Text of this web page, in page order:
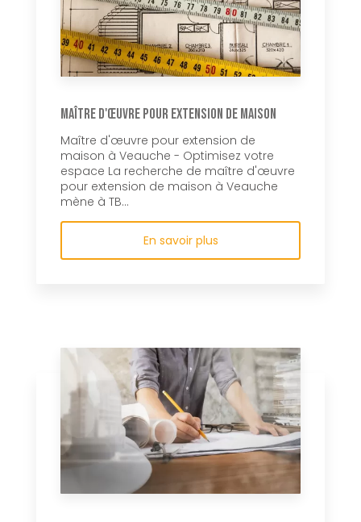
Maître d'œuvre pour extension de maison
Maître d'œuvre pour extension de
maison à Veauche - Optimisez votre
espace La recherche de maître d'œuvre
pour extension de maison à Veauche
mène à TB...
En savoir plus